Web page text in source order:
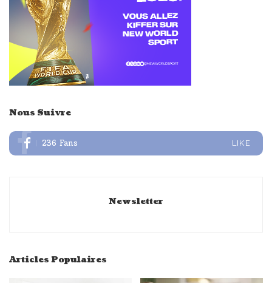
Nous Suivre
236 Fans LIKE
Newsletter
Articles Populaires